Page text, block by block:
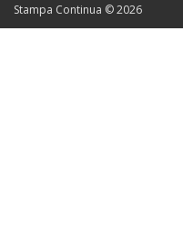
Stampa Continua © 2026